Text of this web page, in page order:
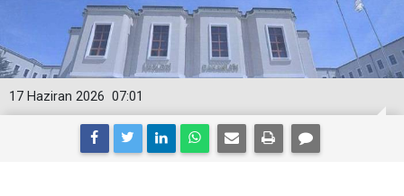
07:01
17 Haziran 2026